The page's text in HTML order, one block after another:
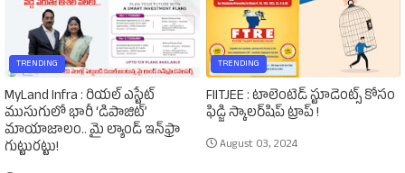
TRENDING
MyLand Infra : రియల్ ఎస్టేట్
ముసుగులో భారీ ‘డిపాజిట్’
మాయాజాలం.. మై ల్యాండ్ ఇన్‌ఫ్రా
గుట్టురట్టు!
TRENDING
FIITJEE : టాలెంటెడ్‌ స్టూడెంట్స్‌ కోసం
ఫిడ్జి స్కాలర్‌షిప్‌ ట్రాప్‌ !
August 03, 2024